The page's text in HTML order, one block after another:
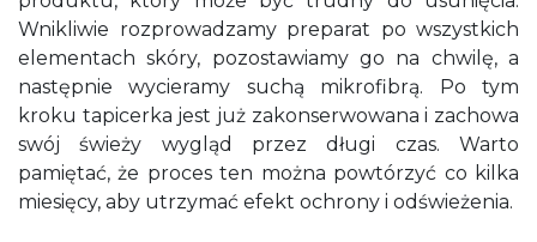
Wnikliwie rozprowadzamy preparat po wszystkich
elementach skóry, pozostawiamy go na chwilę, a
następnie wycieramy suchą mikrofibrą. Po tym
kroku tapicerka jest już zakonserwowana i zachowa
swój świeży wygląd przez długi czas. Warto
pamiętać, że proces ten można powtórzyć co kilka
miesięcy, aby utrzymać efekt ochrony i odświeżenia.